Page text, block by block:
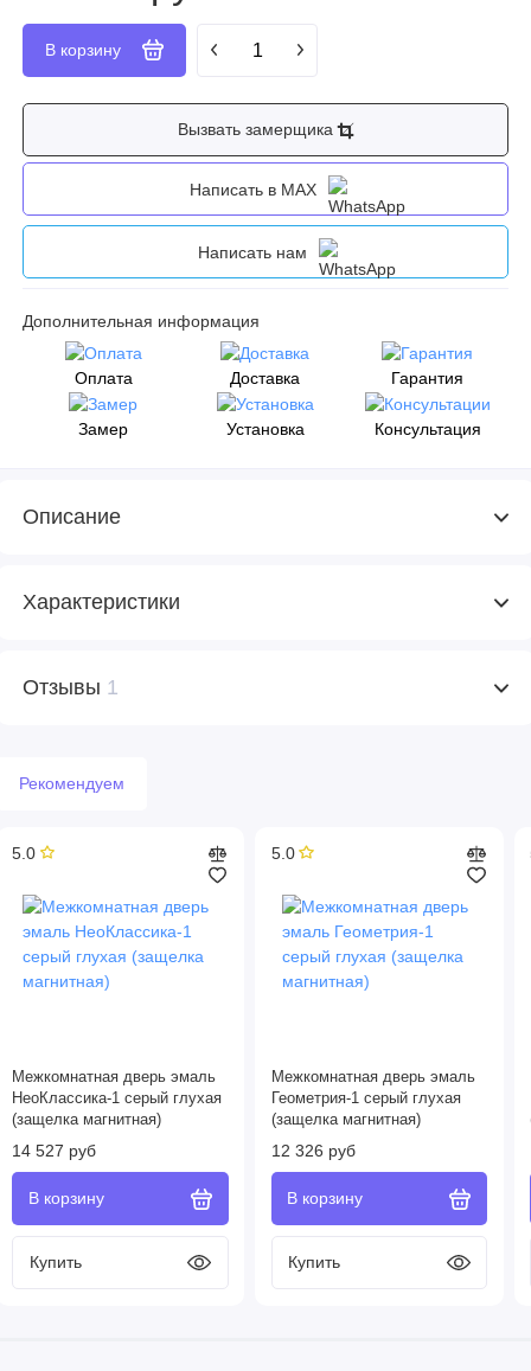
Вызвать замерщика
Написать в MAX
Написать нам
Дополнительная информация
Оплата Доставка Гарантия
Замер Установка Консультация
Описание
Характеристики
Отзывы 1
Рекомендуем
5.0
Межкомнатная дверь эмаль
НеоКлассика-1 серый глухая
(защелка магнитная)
14 527 руб
Купить
5.0
Межкомнатная дверь эмаль
Геометрия-1 серый глухая
(защелка магнитная)
12 326 руб
Купить